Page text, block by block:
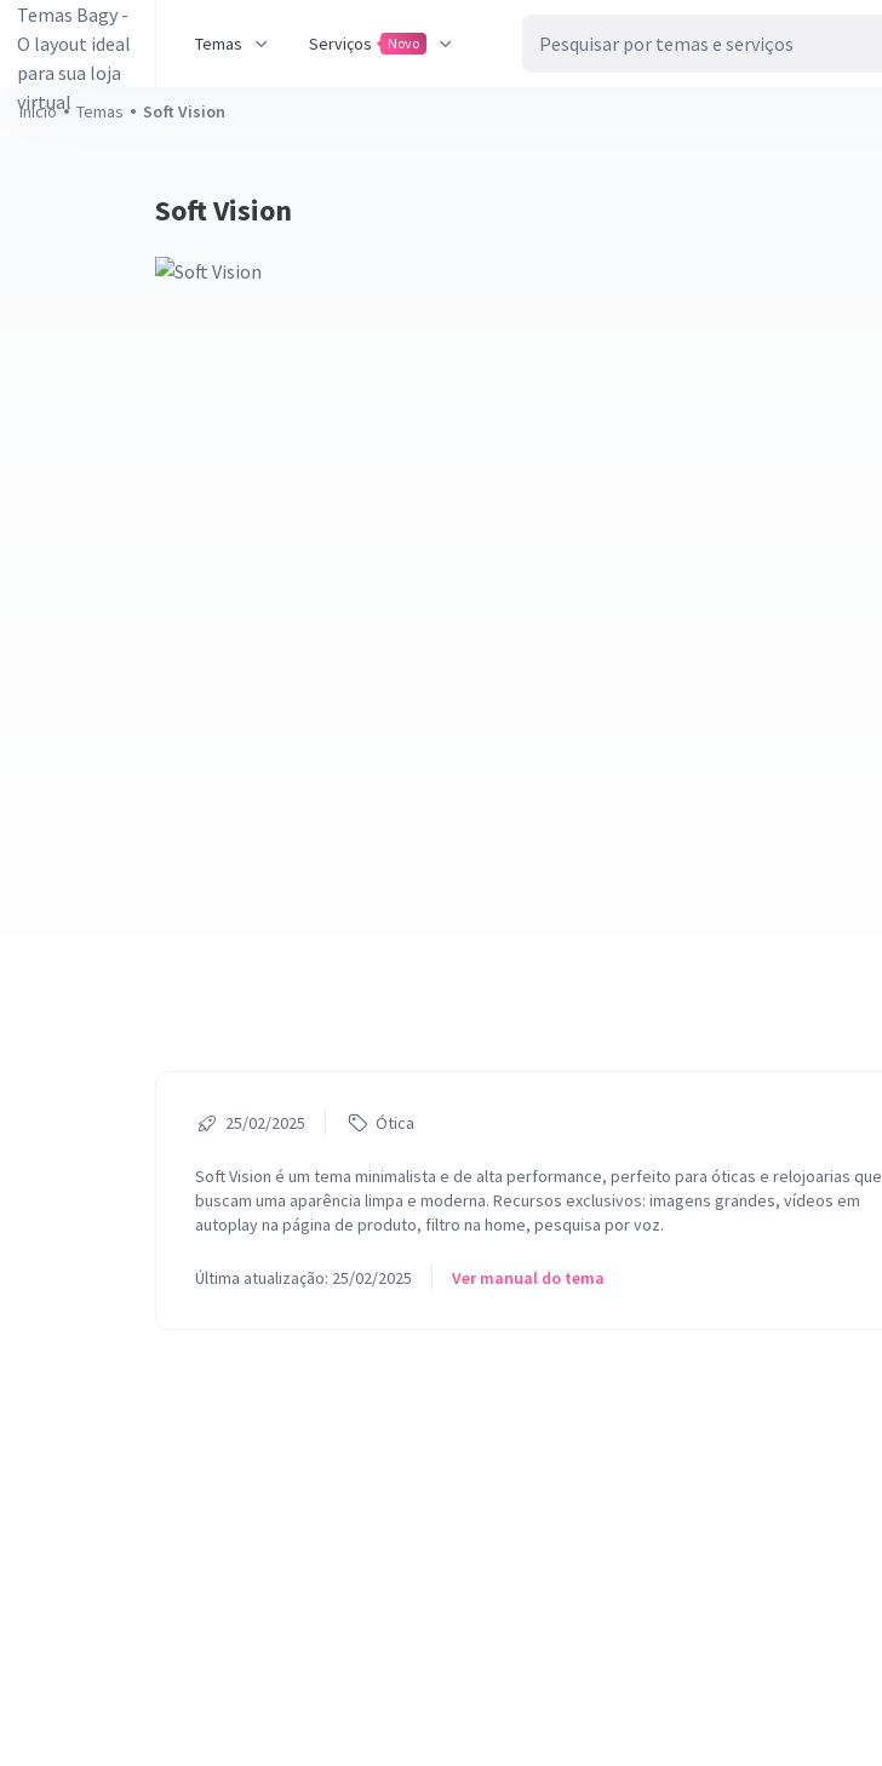
Temas Serviços Novo
Início Temas Soft Vision
Soft Vision
25/02/2025 Ótica
Soft Vision é um tema minimalista e de alta performance, perfeito para óticas e relojoarias que
buscam uma aparência limpa e moderna. Recursos exclusivos: imagens grandes, vídeos em
autoplay na página de produto, filtro na home, pesquisa por voz.
Última atualização: 25/02/2025 Ver manual do tema